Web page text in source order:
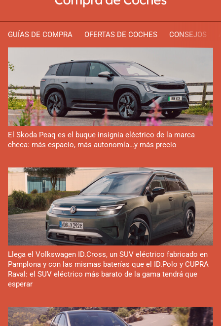
GUÍAS DE COMPRA OFERTAS DE COCHES CONSEJOS
El Skoda Peaq es el buque insignia eléctrico de la marca
checa: más espacio, más autonomía…y más precio
Llega el Volkswagen ID.Cross, un SUV eléctrico fabricado en
Pamplona y con las mismas baterías que el ID.Polo y CUPRA
Raval: el SUV eléctrico más barato de la gama tendrá que
esperar